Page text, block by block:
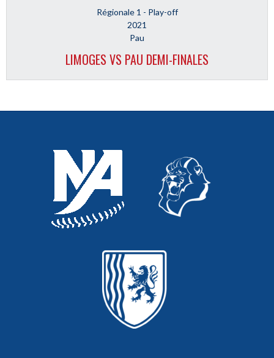
Régionale 1 - Play-off
2021
Pau
LIMOGES VS PAU DEMI-FINALES